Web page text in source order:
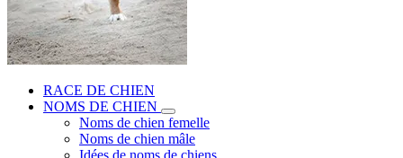
RACE DE CHIEN
NOMS DE CHIEN
Noms de chien femelle
Noms de chien mâle
Idées de noms de chiens